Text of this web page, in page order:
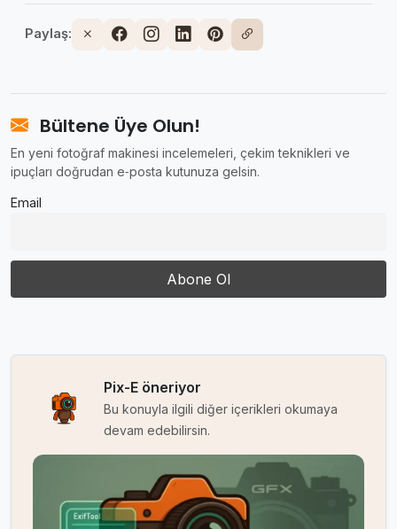
Paylaş:
Bültene Üye Olun!
En yeni fotoğraf makinesi incelemeleri, çekim teknikleri ve
ipuçları doğrudan e‑posta kutunuza gelsin.
Email
Pix-E öneriyor
Bu konuyla ilgili diğer içerikleri okumaya
devam edebilirsin.